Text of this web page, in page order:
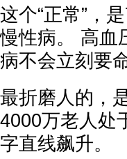
这个“正常”，
慢性病。 高
病不会立刻要
最折磨人的，
4000万老人处
字直线飙升。